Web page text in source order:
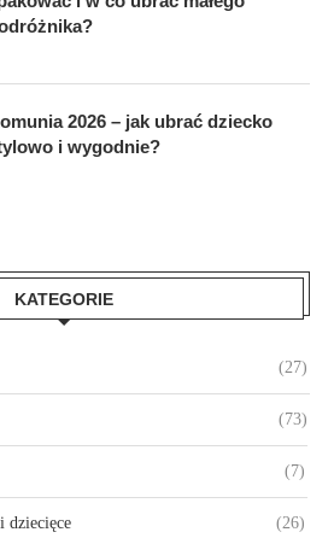
2026 – jak ubrać dziecko
i wygodnie?
KATEGORIE
(27)
(73)
(7)
dziecięce (26)